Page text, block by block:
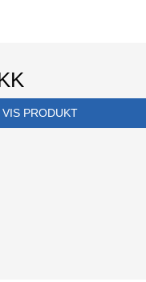
VIS PRODUKT